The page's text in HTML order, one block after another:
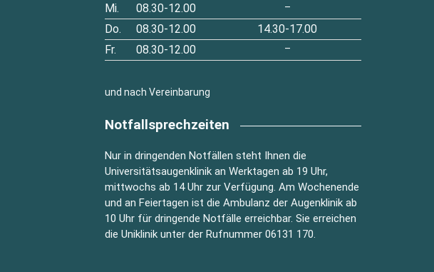
Mi.
08.30-12.00 –
Do. 08.30-12.00
14.30-17.00
Fr.
08.30-12.00 –
und nach Vereinbarung
Notfallsprechzeiten
Nur in dringenden Notfällen steht Ihnen die
Universitätsaugenklinik an Werktagen ab 19 Uhr,
mittwochs ab 14 Uhr zur Verfügung. Am Wochenende
und an Feiertagen ist die Ambulanz der Augenklinik ab
10 Uhr für dringende Notfälle erreichbar. Sie erreichen
die Uniklinik unter der Rufnummer 06131 170.